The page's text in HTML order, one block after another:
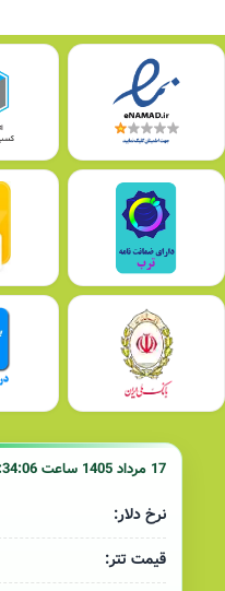
17 مرداد 1405 ساعت 18:34:06
نرخ دلار:
قیمت تتر: